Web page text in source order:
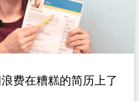
费在糟糕的简历上了